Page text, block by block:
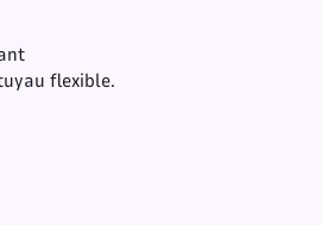
flexible.